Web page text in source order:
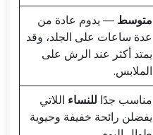
متوسط — يدوم عادة من
عدة ساعات على الجلد، وقد
يمتد أكثر عند الرش على
الملابس.
مناسب جدًا للنساء اللاتي
يفضلن رائحة خفيفة وحيوية